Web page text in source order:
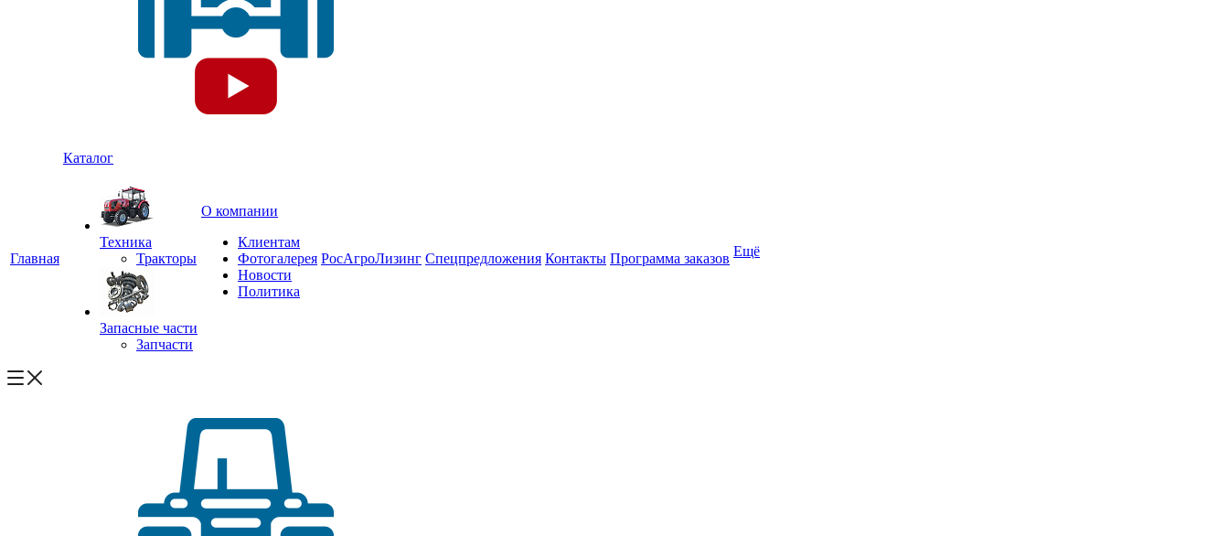
Главная
Каталог
Техника
Тракторы
Запасные части
Запчасти
О компании
Клиентам
Фотогалерея
Новости
Политика
РосАгроЛизинг Спецпредложения Контакты Программа заказов Ещё